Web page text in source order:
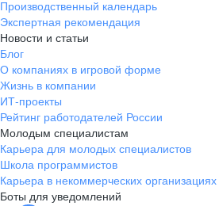
Производственный календарь
Экспертная рекомендация
Новости и статьи
Блог
О компаниях в игровой форме
Жизнь в компании
ИТ-проекты
Рейтинг работодателей России
Молодым специалистам
Карьера для молодых специалистов
Школа программистов
Карьера в некоммерческих организациях
Боты для уведомлений